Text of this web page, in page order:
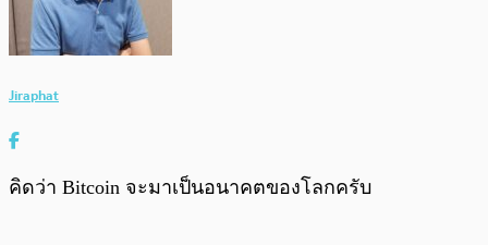
Jiraphat
คิดว่า Bitcoin จะมาเป็นอนาคตของโลกครับ